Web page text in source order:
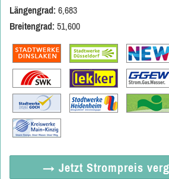
Längengrad: 6,683
Breitengrad: 51,600
→ Jetzt Strompreis